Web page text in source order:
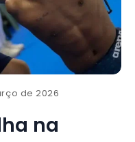
de 2026
na